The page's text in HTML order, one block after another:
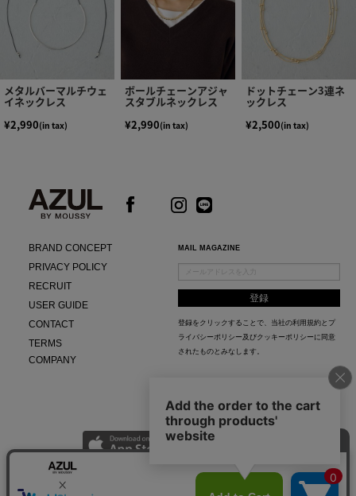
メタルバーマルチウェ
イネックレス
¥2,990(in tax)
ボールチェーンアジャ
スタブルネックレス
¥2,990(in tax)
ドットチェーン3連ネ
ックレス
¥2,500(in tax)
BRAND CONCEPT
PRIVACY POLICY
RECRUIT
USER GUIDE
CONTACT
TERMS
COMPANY
MAIL MAGAZINE
登録をクリックすることで、当社の利用規約と プ
ライバシーポリシー及びクッキーポリシー に同意
されたものとみなします。
AZUL APP
最新ニュースやスタイリング紹介までAZUL BY MOUSSYのお得な情報がいち早くチェック